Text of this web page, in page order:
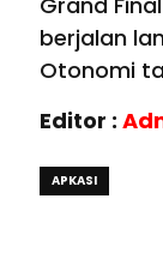
berjalan
Otonomi
Editor :
APKASI